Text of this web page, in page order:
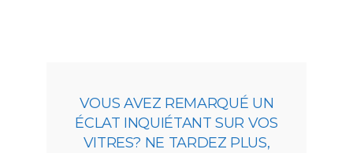
VOUS AVEZ REMARQUÉ UN
ÉCLAT INQUIÉTANT SUR VOS
VITRES? NE TARDEZ PLUS,